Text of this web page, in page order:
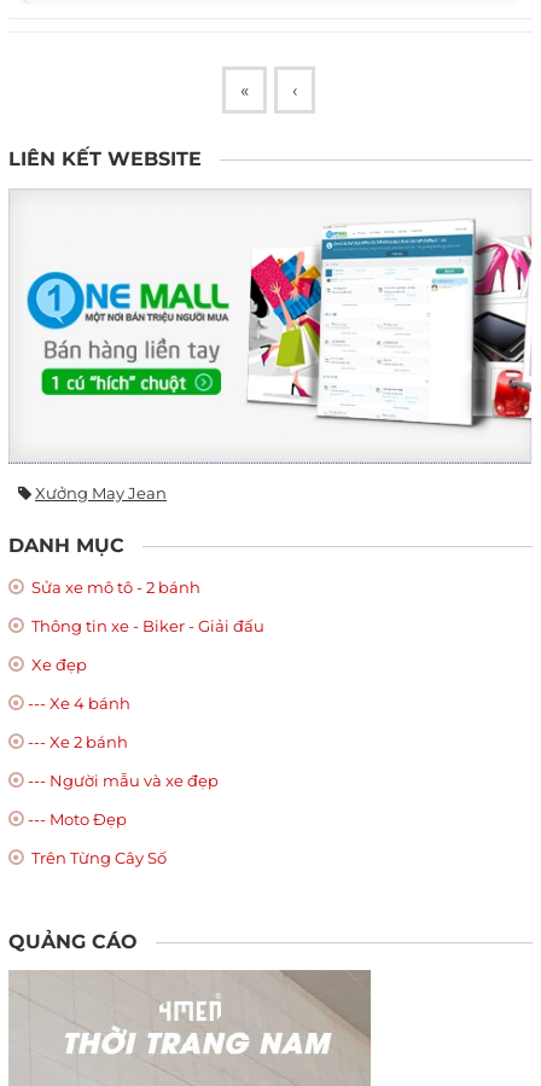
« ‹
LIÊN KẾT WEBSITE
Xưởng May Jean
DANH MỤC
Sửa xe mô tô - 2 bánh
Thông tin xe - Biker - Giải đấu
Xe đẹp
--- Xe 4 bánh
--- Xe 2 bánh
--- Người mẫu và xe đẹp
--- Moto Đẹp
Trên Từng Cây Số
QUẢNG CÁO